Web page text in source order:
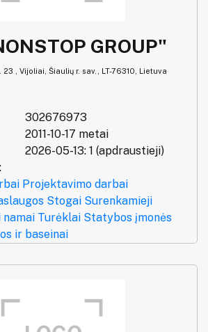
GROUP"
, Vijoliai, Šiaulių r. sav., LT-76310, Lietuva
302676973
2011-10-17 metai
2026-05-13: 1 (apdraustieji)
Projektavimo darbai
Stogai Surenkamieji
namai Turėklai Statybos įmonės
ir baseinai